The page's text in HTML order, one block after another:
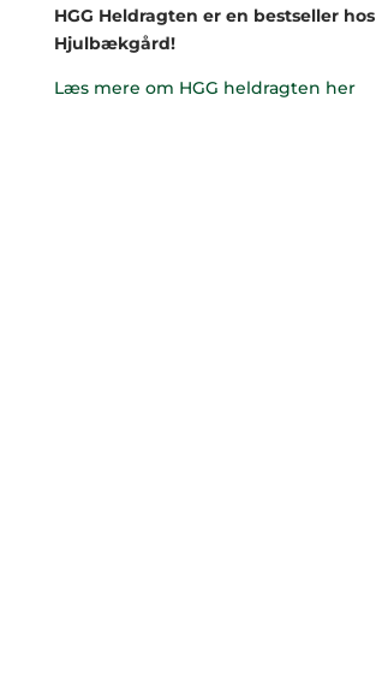
HGG Heldragten er en bestseller hos
Hjulbækgård!
Læs mere om HGG heldragten her